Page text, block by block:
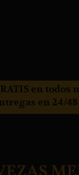
en todos
en 24/